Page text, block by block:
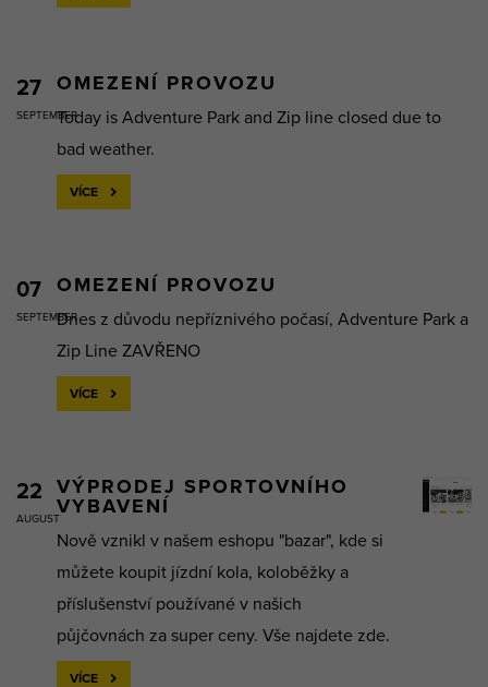
27
SEPTEMBER
OMEZENÍ PROVOZU
Today is Adventure Park and Zip line closed due to
bad weather.
VÍCE
07
SEPTEMBER
OMEZENÍ PROVOZU
Dnes z důvodu nepříznivého počasí, Adventure Park a
Zip Line ZAVŘENO
VÍCE
22
AUGUST
VÝPRODEJ SPORTOVNÍHO
VYBAVENÍ
Nově vznikl v našem eshopu "bazar", kde si
můžete koupit jízdní kola, koloběžky a
příslušenství používané v našich
půjčovnách za super ceny. Vše najdete zde.
VÍCE